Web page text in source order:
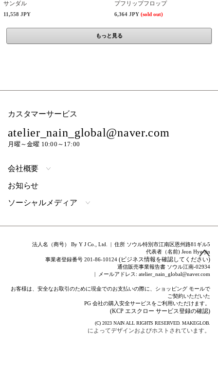
サンダル
11,558 JPY
プフリップフロップ
6,364 JPY(sold out)
もっと見る
カスタマーサービス
atelier_nain_global@naver.com
月曜～金曜 10:00～17:00
会社概要
お知らせ
ソーシャルメディア
法人名（商号） By Y J Co., Ltd. | 住所 ソウル特別市江南区恩州路81ギル5
代表者（名前) Jeon Hye-jin
事業者登録番号 201-86-10124(ビジネス情報を確認してください)
通信販売事業報告書 ソウル江南-02934
| メールアドレス: atelier_nain_global@naver.com
お客様は、安全なお取引のために現金でのお支払いの際に、ショッピング モールで
ご契約いただいた
PG 会社の購入安全サービスをご利用いただけます。
(KCP エスクロー サービス登録の確認)
(C) 2023 NAIN ALL RIGHTS RESERVED.MAKEGLOB.
によってデザインおよびホストされています。